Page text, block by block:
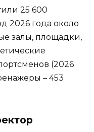
25 600
2026 года около
залы, площадки,
(2026
– 453